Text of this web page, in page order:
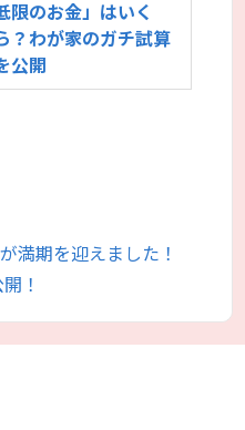
限のお金」はいく
？わが家のガチ試算
公開
満期を迎えました！
！